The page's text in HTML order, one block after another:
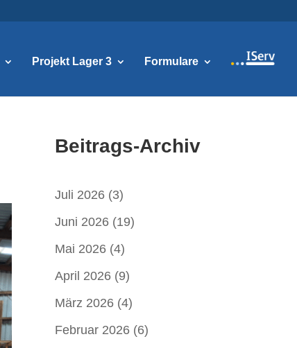
Projekt Lager 3 Formulare
Beitrags-Archiv
Juli 2026(3)
Juni 2026(19)
Mai 2026(4)
April 2026(9)
März 2026(4)
Februar 2026(6)